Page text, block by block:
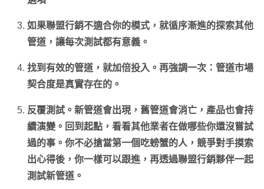
如果聯盟行銷不適合你的模式，就循序漸進的探索其他
管道，讓每次測試都有意義。
找到有效的管道，就加倍投入。再強調一次：管道市場
契合度是真實存在的。
反覆測試。新管道會出現，舊管道會消亡，產品也會持
續演變。回到起點，看看其他業者在做哪些你還沒嘗試
過的事。你不必搶當第一個吃螃蟹的人，競爭對手摸索
出心得後，你一樣可以跟進，再透過聯盟行銷夥伴一起
測試新管道。